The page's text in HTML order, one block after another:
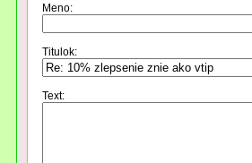
Meno:
Titulok:
Text: